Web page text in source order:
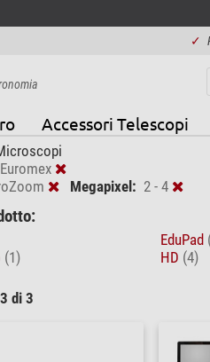
✓
Accessori Telescopi
Euromex
Megapixel: 2 - 4
(1)
EduPad
HD (4)
di 3